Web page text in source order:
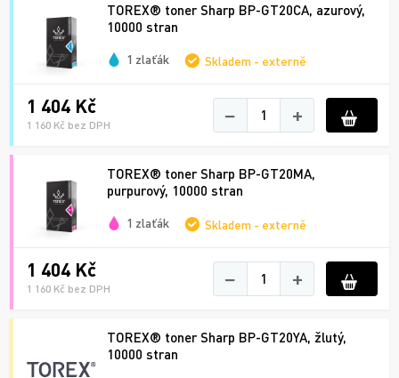
TOREX® toner Sharp BP-GT20CA, azurový,
10000 stran
1 zlaťák Skladem - externě
1 404 Kč
1 160 Kč bez DPH − +
TOREX® toner Sharp BP-GT20MA,
purpurový, 10000 stran
1 zlaťák Skladem - externě
1 404 Kč
1 160 Kč bez DPH − +
TOREX® toner Sharp BP-GT20YA, žlutý,
10000 stran